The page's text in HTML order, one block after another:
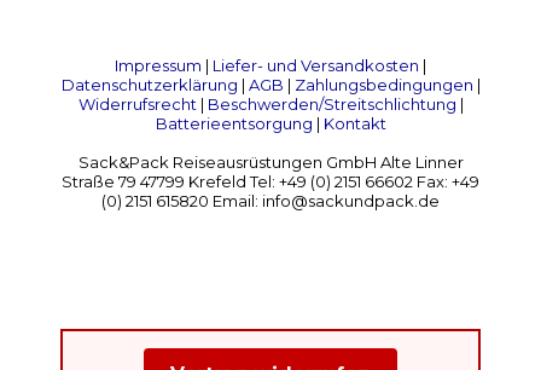
Impressum | Liefer- und Versandkosten |
Datenschutzerklärung | AGB | Zahlungsbedingungen |
Widerrufsrecht| Beschwerden/Streitschlichtung |
Batterieentsorgung | Kontakt
Sack&Pack Reiseausrüstungen GmbH Alte Linner
Straße 79 47799 Krefeld Tel: +49 (0) 2151 66602 Fax: +49
(0) 2151 615820 Email: info@sackundpack.de